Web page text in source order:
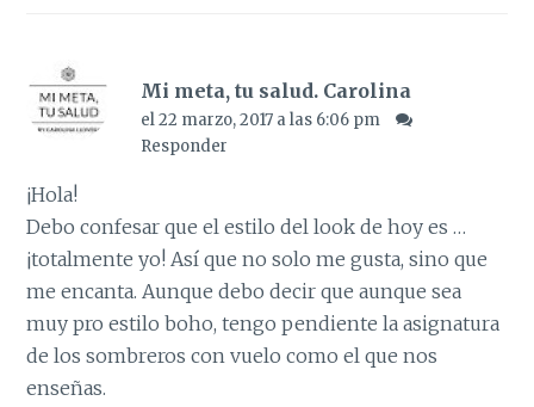
Mi meta, tu salud. Carolina
el 22 marzo, 2017 a las 6:06 pm
Responder
¡Hola!
Debo confesar que el estilo del look de hoy es …
¡totalmente yo! Así que no solo me gusta, sino que
me encanta. Aunque debo decir que aunque sea
muy pro estilo boho, tengo pendiente la asignatura
de los sombreros con vuelo como el que nos
enseñas.